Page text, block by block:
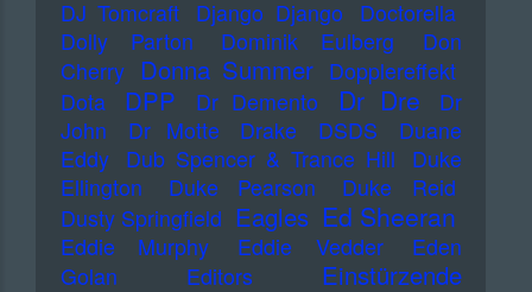
DJ Tomcraft Django Django
Doctorella
Dolly Parton
Dominik Eulberg
Don
Cherry Donna Summer Dopplereffekt
Dota
DPP Dr Demento Dr Dre
Dr
John
Dr Motte Drake DSDS
Duane
Eddy
Dub Spencer & Trance Hill
Duke
Ellington
Duke Pearson
Duke Reid
Dusty Springfield Eagles Ed Sheeran
Eddie Murphy Eddie Vedder
Eden
Golan
Editors
Einstürzende